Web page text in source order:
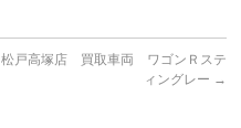
松戸高塚店 買取車両 ワゴンＲステ
ィングレー →